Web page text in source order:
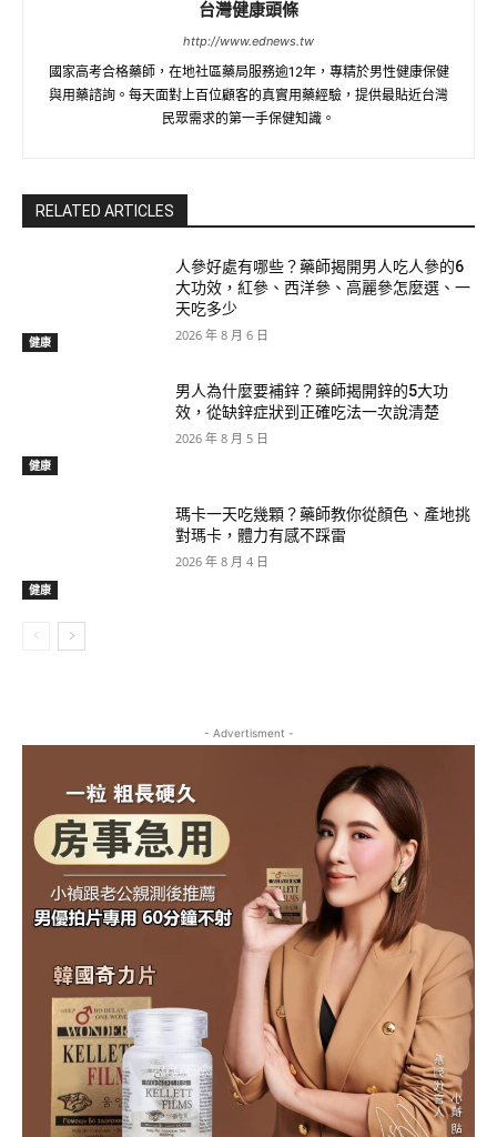
台灣健康頭條
http://www.ednews.tw
國家高考合格藥師，在地社區藥局服務逾12年，專精於男性健康保健
與用藥諮詢。每天面對上百位顧客的真實用藥經驗，提供最貼近台灣
民眾需求的第一手保健知識。
RELATED ARTICLES
健康
人參好處有哪些？藥師揭開男人吃人參的6
大功效，紅參、西洋參、高麗參怎麼選、一
天吃多少
2026 年 8 月 6 日
健康
男人為什麼要補鋅？藥師揭開鋅的5大功
效，從缺鋅症狀到正確吃法一次說清楚
2026 年 8 月 5 日
健康
瑪卡一天吃幾顆？藥師教你從顏色、產地挑
對瑪卡，體力有感不踩雷
2026 年 8 月 4 日
- Advertisment -